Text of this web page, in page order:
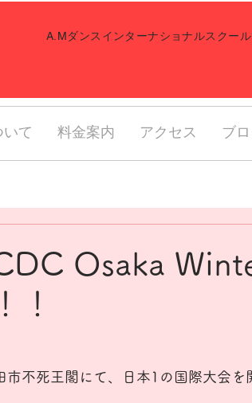
​A.Mダンスインターナショナルスクー
て 料金案内 アクセス ブ
Osaka
！
不死王閣にて、日本1の国際大会を